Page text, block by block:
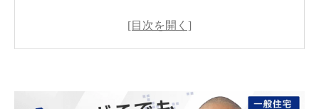
か？オフィス・保育園・病院で今すぐ見直すべ
潜むカビ発生の本当の理由